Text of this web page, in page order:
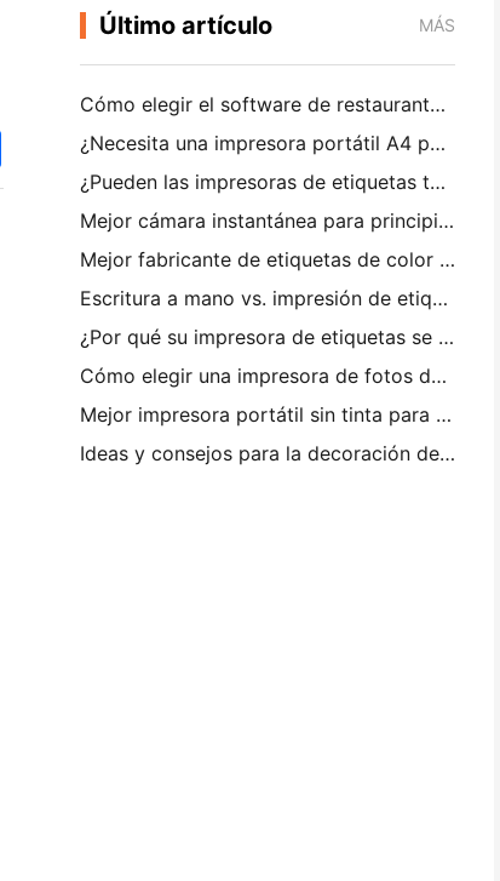
Share
Último artículo MÁS
Cómo elegir el software de restaurante adecuado para su restaurante pequeño o mediano
¿Necesita una impresora portátil A4 para facturas de almacén? Lo que realmente funciona
¿Pueden las impresoras de etiquetas térmicas hacer etiquetas impermeables para productos de pequeñas empresas?
Mejor cámara instantánea para principiantes que no quieren desperdiciar papel
Mejor fabricante de etiquetas de color para diarios y scrapbooking: Añadir más color a cada página
Escritura a mano vs. impresión de etiquetas de envío: consejos para las pequeñas empresas en 2026
¿Por qué su impresora de etiquetas se bloquea?
Cómo elegir una impresora de fotos de bolsillo: una guía completa para los usuarios de diario, viajes y iPhone
Mejor impresora portátil sin tinta para viajes, escuela y trabajo móvil: Hanin MT620 Pro
Ideas y consejos para la decoración de dormitorios y dormitorios